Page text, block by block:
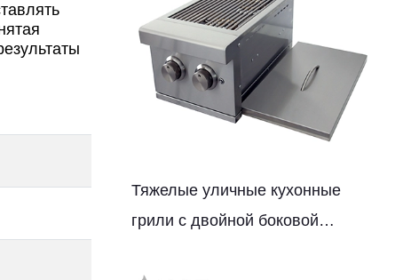
Тяжелые уличные кухонные
грили с двойной боковой